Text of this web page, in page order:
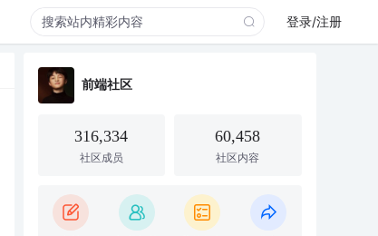
登录/注册
前端社区
316,334
社区成员
60,458
社区内容